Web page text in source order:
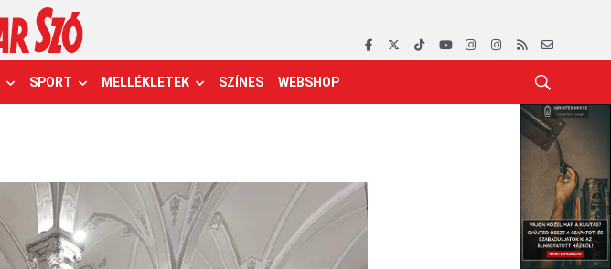
SPORT MELLÉKLETEK SZÍNES WEBSHOP